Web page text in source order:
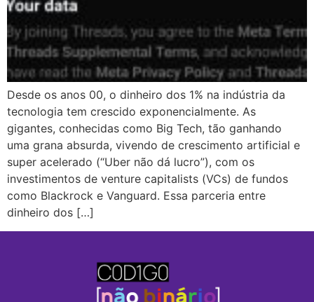
Desde os anos 00, o dinheiro dos 1% na indústria da
tecnologia tem crescido exponencialmente. As
gigantes, conhecidas como Big Tech, tão ganhando
uma grana absurda, vivendo de crescimento artificial e
super acelerado (“Uber não dá lucro”), com os
investimentos de venture capitalists (VCs) de fundos
como Blackrock e Vanguard. Essa parceria entre
dinheiro dos […]